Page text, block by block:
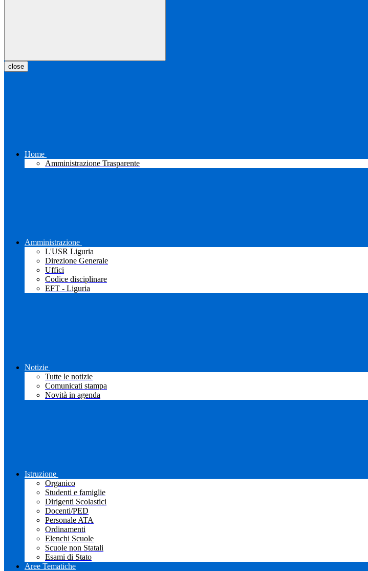
close
Home
Amministrazione Trasparente
Amministrazione
L'USR Liguria
Direzione Generale
Uffici
Codice disciplinare
EFT - Liguria
Notizie
Tutte le notizie
Comunicati stampa
Novità in agenda
Istruzione
Organico
Studenti e famiglie
Dirigenti Scolastici
Docenti/PED
Personale ATA
Ordinamenti
Elenchi Scuole
Scuole non Statali
Esami di Stato
Aree Tematiche